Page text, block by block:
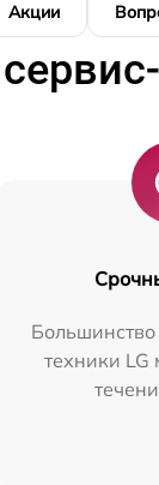
Акции
техники LG